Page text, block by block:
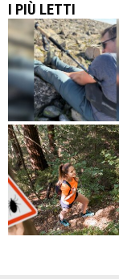
I PIÙ LETTI